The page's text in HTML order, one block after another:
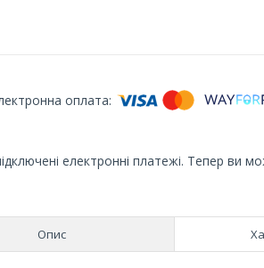
електронні платежі. Тепер ви
Опис